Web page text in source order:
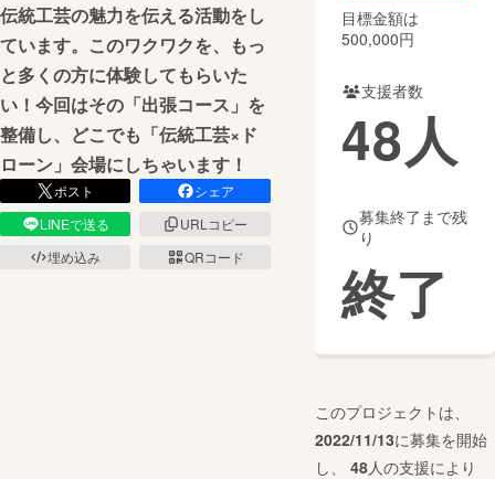
CAMPFIREふるさと納税 machi-ya コミュニティ
伝統工芸の魅力を伝える活動をし
ています。このワクワクを、もっ
と多くの方に体験してもらいた
い！今回はその「出張コース」を
整備し、どこでも「伝統工芸×ド
ローン」会場にしちゃいます！
ポスト
シェア
LINEで送る
URLコピー
埋め込み
QRコード
目標金額は
500,000円
支援者数
48人
募集終了まで残
り
終了
このプロジェクトは、
2022/11/13に募集を開始
し、 48人の支援により